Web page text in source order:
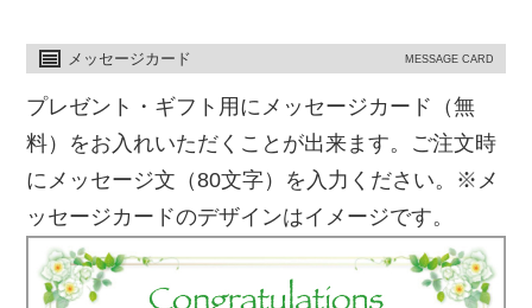
メッセージカード MESSAGE CARD
プレゼント・ギフト用にメッセージカード（無
料）をお入れいただくことが出来ます。ご注文時
にメッセージ文（80文字）を入力ください。※メ
ッセージカードのデザインはイメージです。